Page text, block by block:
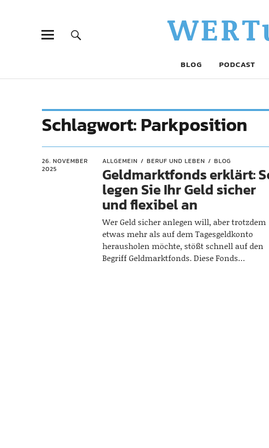
BLOG PODCAST
Schlagwort:Parkposition
26. NOVEMBER
2025
ALLGEMEIN BERUF UND LEBEN BLOG
Geldmarktfonds erklärt:
legen Sie Ihr Geld sicher
und flexibel an
Wer Geld sicher anlegen will, aber trotzdem
etwas mehr als auf dem Tagesgeldkonto
herausholen möchte, stößt schnell auf den
Begriff Geldmarktfonds. Diese Fonds…